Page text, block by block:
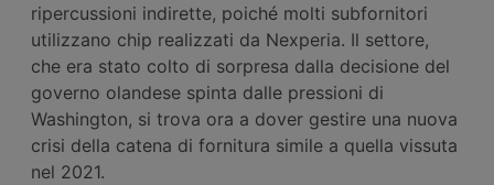
ripercussioni indirette, poiché molti subfornitori
utilizzano chip realizzati da Nexperia. Il settore,
che era stato colto di sorpresa dalla decisione del
governo olandese spinta dalle pressioni di
Washington, si trova ora a dover gestire una nuova
crisi della catena di fornitura simile a quella vissuta
nel 2021.